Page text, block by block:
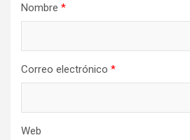
Nombre *
Correo electrónico *
Web